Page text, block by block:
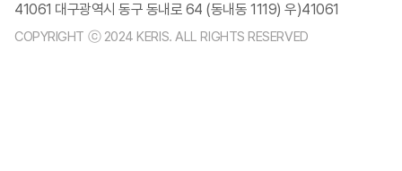
41061 대구광역시 동구 동내로 64 (동내동 1119) 우)41061
COPYRIGHT ⓒ 2024 KERIS. ALL RIGHTS RESERVED